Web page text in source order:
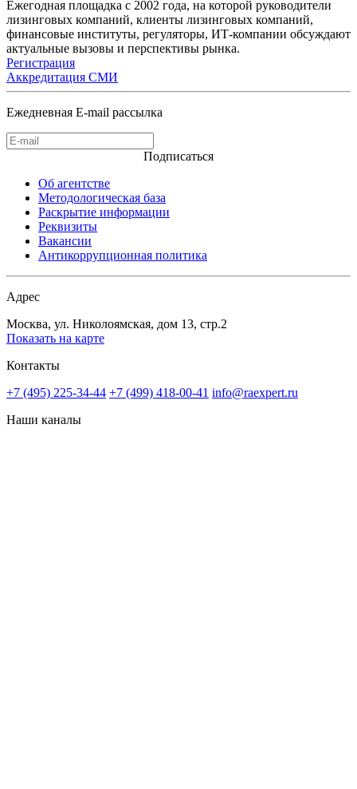
Ежегодная площадка с 2002 года, на которой руководители
лизинговых компаний, клиенты лизинговых компаний,
финансовые институты, регуляторы, ИТ-компании обсуждают
актуальные вызовы и перспективы рынка.
Регистрация
Аккредитация СМИ
Ежедневная E-mail рассылка
Подписаться
Об агентстве
Методологическая база
Раскрытие информации
Реквизиты
Вакансии
Антикоррупционная политика
Адрес
Москва, ул. Николоямская, дом 13, стр.2
Показать на карте
Контакты
+7 (495) 225-34-44 +7 (499) 418-00-41 info@raexpert.ru
Наши каналы